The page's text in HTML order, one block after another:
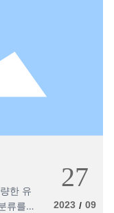
한 유
류를위
27
2023 / 09